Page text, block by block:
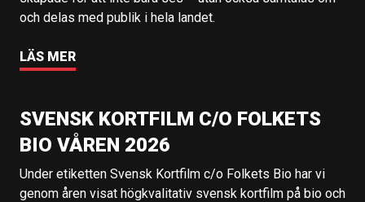
och delas med publik i hela landet.
LÄS MER
SVENSK KORTFILM C/O FOLKETS
BIO VÅREN 2026
Under etiketten Svensk Kortfilm c/o Folkets Bio har vi
genom åren visat högkvalitativ svensk kortfilm på bio och